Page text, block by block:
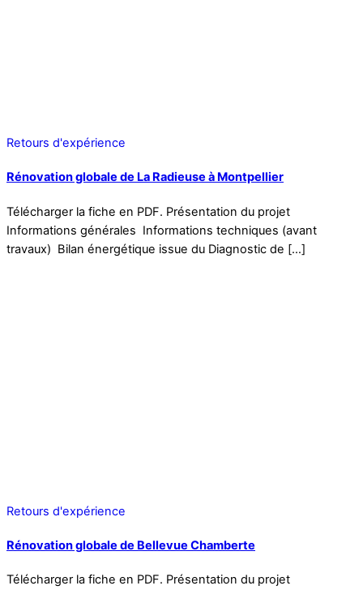
Retours d'expérience
Rénovation globale de La Radieuse à Montpellier
Télécharger la fiche en PDF. Présentation du projet
Informations générales Informations techniques (avant
travaux) Bilan énergétique issue du Diagnostic de […]
Retours d'expérience
Rénovation globale de Bellevue Chamberte
Télécharger la fiche en PDF. Présentation du projet